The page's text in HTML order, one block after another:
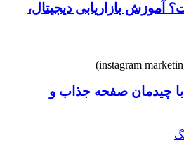
آموزش بازاریابی دیجیتال،
با چیدمان صفحه جذاب و